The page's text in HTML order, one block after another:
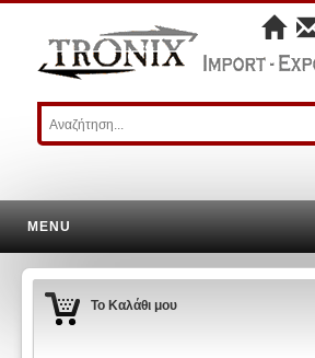
MENU
Το Καλάθι μου